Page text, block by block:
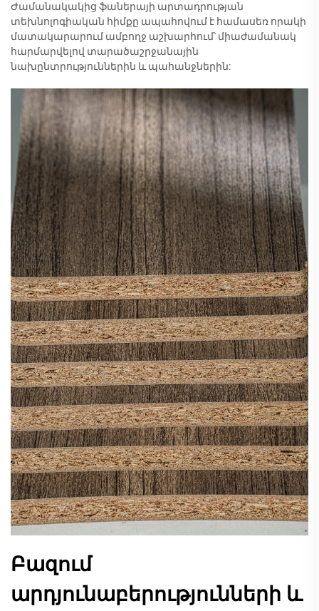
Ժամանակակից ֆաներայի արտադրության
տեխնոլոգիական հիմքը ապահովում է համասեռ որակի
մատակարարում ամբողջ աշխարհում՝ միաժամանակ
հարմարվելով տարածաշրջանային
նախընտրություններին և պահանջներին:
Բազում
արդյունաբերությունների և